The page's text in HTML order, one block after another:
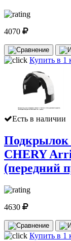
4070
Купить в 1
Есть в наличии
Подкрылок
CHERY
(передний
4630
Купить в 1